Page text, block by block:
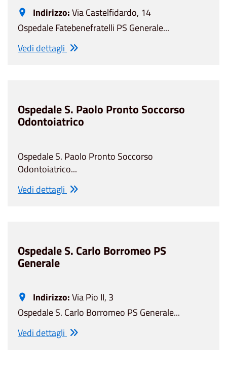
Indirizzo:Via Castelfidardo, 14
Ospedale Fatebenefratelli PS Generale...
Vedi dettagli
Ospedale S. Paolo Pronto Soccorso
Odontoiatrico
Ospedale S. Paolo Pronto Soccorso
Odontoiatrico...
Vedi dettagli
Ospedale S. Carlo Borromeo PS
Generale
Indirizzo:Via Pio II, 3
Ospedale S. Carlo Borromeo PS Generale...
Vedi dettagli